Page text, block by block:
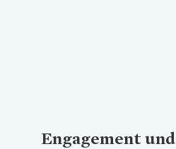
Engagement und